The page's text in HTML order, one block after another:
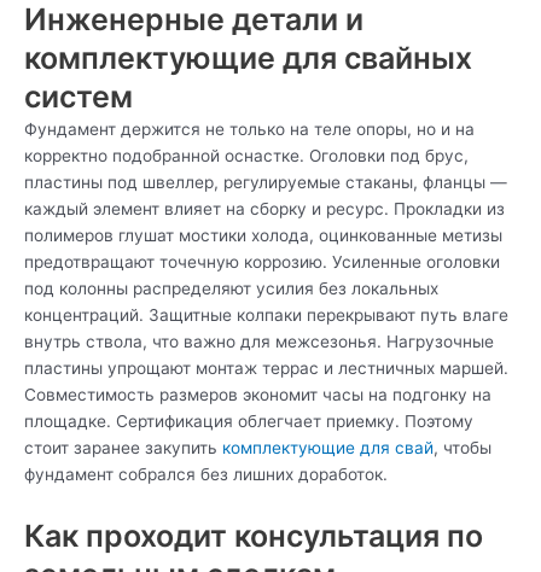
Инженерные детали и
комплектующие для свайных
систем
Фундамент держится не только на теле опоры, но и на
корректно подобранной оснастке. Оголовки под брус,
пластины под швеллер, регулируемые стаканы, фланцы —
каждый элемент влияет на сборку и ресурс. Прокладки из
полимеров глушат мостики холода, оцинкованные метизы
предотвращают точечную коррозию. Усиленные оголовки
под колонны распределяют усилия без локальных
концентраций. Защитные колпаки перекрывают путь влаге
внутрь ствола, что важно для межсезонья. Нагрузочные
пластины упрощают монтаж террас и лестничных маршей.
Совместимость размеров экономит часы на подгонку на
площадке. Сертификация облегчает приемку. Поэтому
стоит заранее закупить комплектующие для свай, чтобы
фундамент собрался без лишних доработок.
Как проходит консультация по